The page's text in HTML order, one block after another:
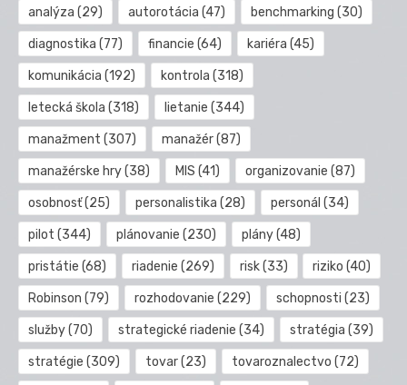
analýza (29) autorotácia (47) benchmarking (30)
diagnostika (77) financie (64) kariéra (45)
komunikácia (192) kontrola (318)
letecká škola (318) lietanie (344)
manažment (307) manažér(87)
manažérske hry(38) MIS (41) organizovanie (87)
osobnosť(25) personalistika (28) personál (34)
pilot (344) plánovanie (230) plány(48)
pristátie (68) riadenie (269) risk(33) riziko (40)
Robinson (79) rozhodovanie (229) schopnosti (23)
služby(70) strategické riadenie (34) stratégia (39)
stratégie (309) tovar(23) tovaroznalectvo (72)